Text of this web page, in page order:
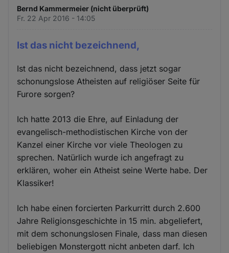
Bernd Kammermeier (nicht überprüft)
Fr. 22 Apr 2016 - 14:05
Ist das nicht bezeichnend,
Ist das nicht bezeichnend, dass jetzt sogar
schonungslose Atheisten auf religiöser Seite für
Furore sorgen?
Ich hatte 2013 die Ehre, auf Einladung der
evangelisch-methodistischen Kirche von der
Kanzel einer Kirche vor viele Theologen zu
sprechen. Natürlich wurde ich angefragt zu
erklären, woher ein Atheist seine Werte habe. Der
Klassiker!
Ich habe einen forcierten Parkurritt durch 2.600
Jahre Religionsgeschichte in 15 min. abgeliefert,
mit dem schonungslosen Finale, dass man diesen
beliebigen Monstergott nicht anbeten darf. Ich